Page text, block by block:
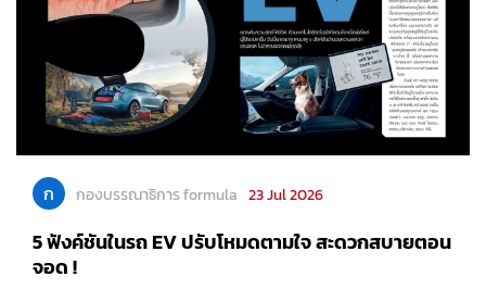
ก กองบรรณาธิการ formula 23 Jul 2026
5 ฟังค์ชันในรถ EV ปรับโหมดตามใจ สะดวกสบายตอน
จอด !